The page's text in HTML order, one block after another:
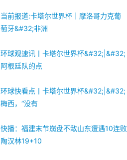
当前报道:卡塔尔世界杯｜摩洛哥力克葡
萄牙&#32;非洲
环球观速讯丨卡塔尔世界杯&#32;|&#32;
阿根廷队的点
环球快看点丨卡塔尔世界杯&#32;|&#32;
梅西，“没有
快播：福建末节崩盘不敌山东遭遇10连败
陶汉林19+10